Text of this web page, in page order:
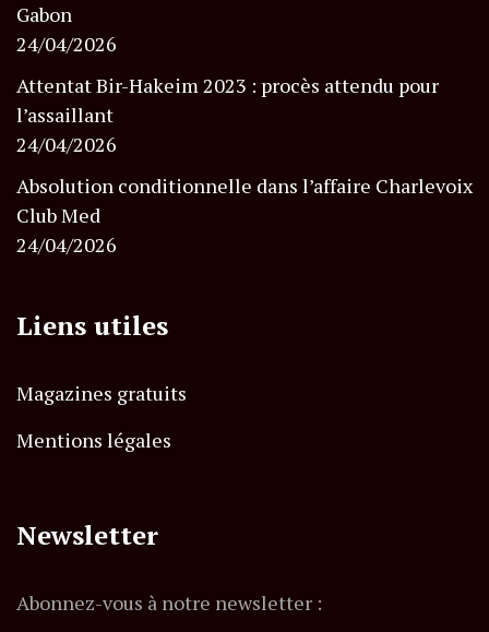
Gabon
24/04/2026
Attentat Bir-Hakeim 2023 : procès attendu pour
l’assaillant
24/04/2026
Absolution conditionnelle dans l’affaire Charlevoix
Club Med
24/04/2026
Liens utiles
Magazines gratuits
Mentions légales
Newsletter
Abonnez-vous à notre newsletter :